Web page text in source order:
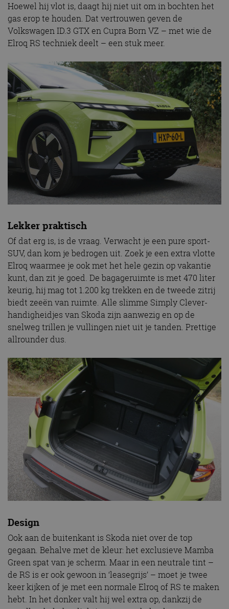
Hoewel hij vlot is, daagt hij niet uit om in bochten het
gas erop te houden. Dat vertrouwen geven de
Volkswagen ID.3 GTX en Cupra Born VZ – met wie de
Elroq RS techniek deelt – een stuk meer.
Lekker praktisch
Of dat erg is, is de vraag. Verwacht je een pure sport-
SUV, dan kom je bedrogen uit. Zoek je een extra vlotte
Elroq waarmee je ook met het hele gezin op vakantie
kunt, dan zit je goed. De bagageruimte is met 470 liter
keurig, hij mag tot 1.200 kg trekken en de tweede zitrij
biedt zeeën van ruimte. Alle slimme Simply Clever-
handigheidjes van Skoda zijn aanwezig en op de
snelweg trillen je vullingen niet uit je tanden. Prettige
allrounder dus.
Design
Ook aan de buitenkant is Skoda niet over de top
gegaan. Behalve met de kleur: het exclusieve Mamba
Green spat van je scherm. Maar in een neutrale tint –
de RS is er ook gewoon in ‘leasegrijs’ – moet je twee
keer kijken of je met een normale Elroq of RS te maken
hebt. In het donker valt hij wel extra op, dankzij de